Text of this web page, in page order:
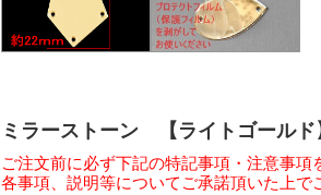
ミラーストーン 【ライトゴール
ご注文前に必ず下記の特記事項・注意事項
各事項、説明等についてご承諾頂いた上で